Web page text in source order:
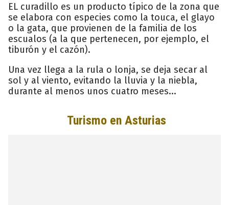
EL curadillo es un producto típico de la zona que
se elabora con especies como la touca, el glayo
o la gata, que provienen de la familia de los
escualos (a la que pertenecen, por ejemplo, el
tiburón y el cazón).
Una vez llega a la rula o lonja, se deja secar al
sol y al viento, evitando la lluvia y la niebla,
durante al menos unos cuatro meses...